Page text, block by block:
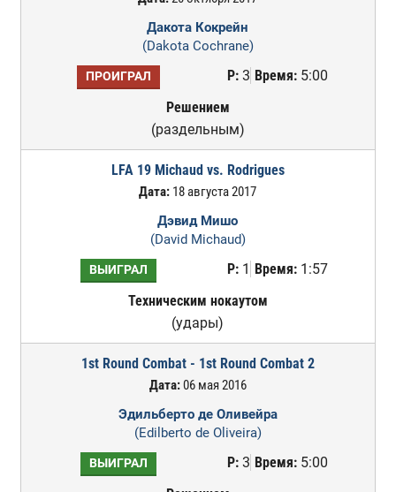
Дакота Кокрейн
(Dakota Cochrane)
ПРОИГРАЛ Р:3 Время:5:00
Решением
(раздельным)
LFA 19 Michaud vs. Rodrigues
Дата: 18 августа 2017
Дэвид Мишо
(David Michaud)
ВЫИГРАЛ Р:1 Время:1:57
Техническим нокаутом
(удары)
1st Round Combat - 1st Round Combat 2
Дата:06 мая 2016
Эдильберто де Оливейра
(Edilberto de Oliveira)
ВЫИГРАЛ Р:3 Время:5:00